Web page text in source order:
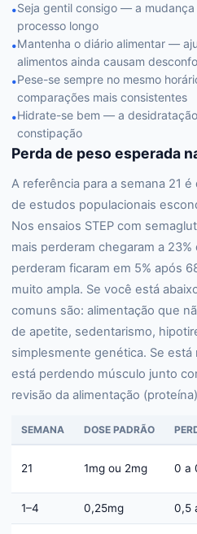
•Seja gentil consigo — a
processo longo
•Mantenha o diário alimentar —
alimentos ainda causam
•Pese-se sempre no mesmo
comparações mais consistentes
•Hidrate-se bem — a
constipação
Perda de peso esperada
A referência para a semana 21
de estudos populacionais
Nos ensaios STEP com
mais perderam chegaram a
perderam ficaram em 5% após
muito ampla. Se você está
comuns são: alimentação que
de apetite, sedentarismo,
simplesmente genética. Se
está perdendo músculo junto
revisão da alimentação
SEMANA DOSE PADRÃO
21 1mg ou 2mg 0 a
1–4 0,25mg 0,5